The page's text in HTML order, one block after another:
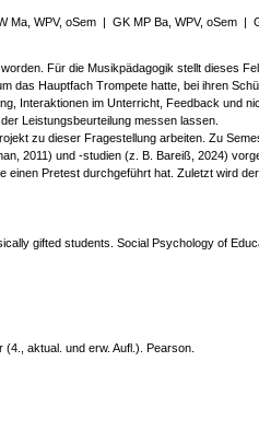
Ma, WPV, oSem | GK MP Ba, WPV, oSem |
Für die Musikpädagogik stellt dieses
Hauptfach Trompete hatte, bei ihren
Interaktionen im Unterricht, Feedback und
Leistungsbeurteilung messen lassen.
zu dieser Fragestellung arbeiten. Zu
2011) und -studien (z. B. Bareiß, 2024)
Pretest durchgeführt hat. Zuletzt wird
gifted students. Social Psychology of
aktual. und erw. Aufl.). Pearson.